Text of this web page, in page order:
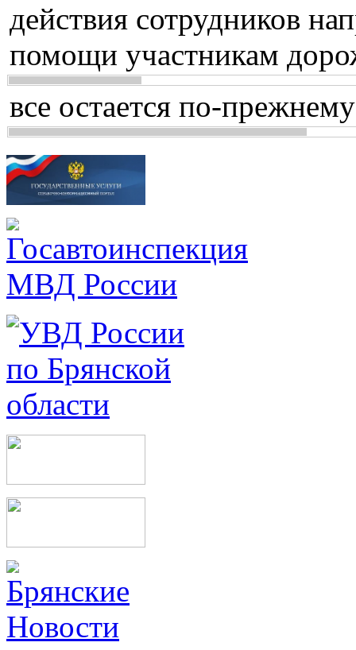
действия сотрудников
помощи участникам
все остается по-